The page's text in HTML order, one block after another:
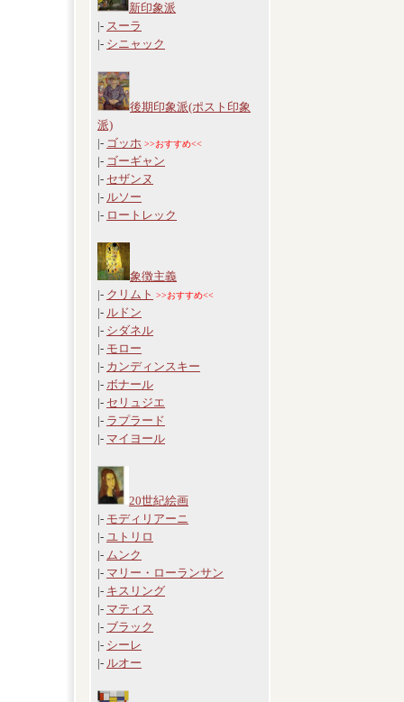
新印象派
|- スーラ
|- シニャック
後期印象派(ポスト印象
派)
|- ゴッホ >>おすすめ<<
|- ゴーギャン
|- セザンヌ
|- ルソー
|- ロートレック
象徴主義
|- クリムト >>おすすめ<<
|- ルドン
|- シダネル
|- モロー
|- カンディンスキー
|- ボナール
|- セリュジエ
|- ラプラード
|- マイヨール
20世紀絵画
|- モディリアーニ
|- ユトリロ
|- ムンク
|- マリー・ローランサン
|- キスリング
|- マティス
|- ブラック
|- シーレ
|- ルオー